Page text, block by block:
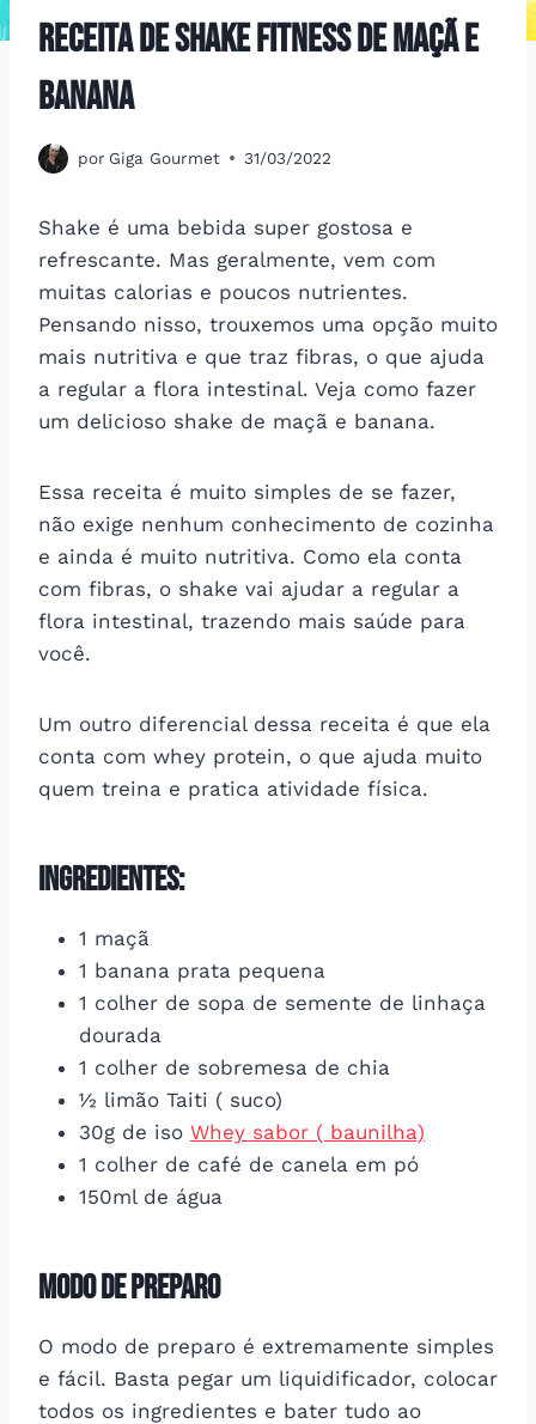
Receita de shake Fitness de maçã e
banana
por Giga Gourmet 31/03/2022
Shake é uma bebida super gostosa e
refrescante. Mas geralmente, vem com
muitas calorias e poucos nutrientes.
Pensando nisso, trouxemos uma opção muito
mais nutritiva e que traz fibras, o que ajuda
a regular a flora intestinal. Veja como fazer
um delicioso shake de maçã e banana.
Essa receita é muito simples de se fazer,
não exige nenhum conhecimento de cozinha
e ainda é muito nutritiva. Como ela conta
com fibras, o shake vai ajudar a regular a
flora intestinal, trazendo mais saúde para
você.
Um outro diferencial dessa receita é que ela
conta com whey protein, o que ajuda muito
quem treina e pratica atividade física.
INGREDIENTES:
1 maçã
1 banana prata pequena
1 colher de sopa de semente de linhaça
dourada
1 colher de sobremesa de chia
½ limão Taiti ( suco)
30g de iso Whey sabor ( baunilha)
1 colher de café de canela em pó
150ml de água
MODO DE PREPARO
O modo de preparo é extremamente simples
e fácil. Basta pegar um liquidificador, colocar
todos os ingredientes e bater tudo ao